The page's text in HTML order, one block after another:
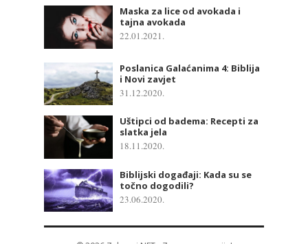
Maska za lice od avokada i
tajna avokada
22.01.2021.
Poslanica Galaćanima 4: Biblija
i Novi zavjet
31.12.2020.
Uštipci od badema: Recepti za
slatka jela
18.11.2020.
Biblijski događaji: Kada su se
točno dogodili?
23.06.2020.